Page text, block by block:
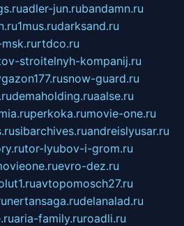
adler-jun.rubandamn.ru
1mus.rudarksand.ru
rtdco.ru
stroitelnyh-kompanij.ru
snow-guard.ru
demaholding.ruaalse.ru
perkoka.rumovie-one.ru
sibarchives.ruandreislyusar.ru
tor-lyubov-i-grom.ru
evro-dez.ru
avtopomosch27.ru
nertansaga.rudelanalad.ru
aria-family.ruroadli.ru